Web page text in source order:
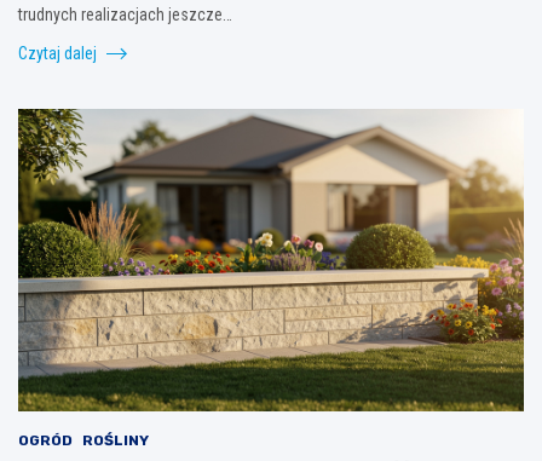
trudnych realizacjach jeszcze…
Czytaj dalej
OGRÓD ROŚLINY